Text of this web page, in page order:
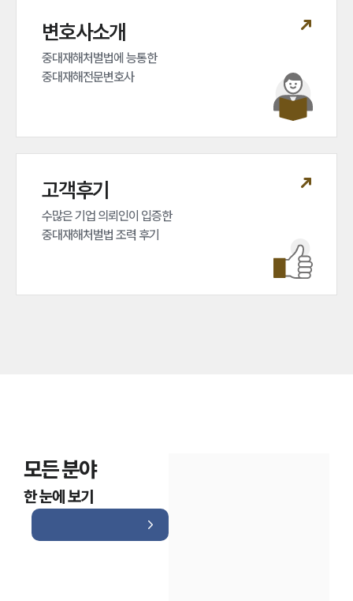
변호사소개
중대재해처벌법에 능통한
중대재해전문변호사
고객후기
수많은 기업 의뢰인이 입증한
중대재해처벌법 조력 후기
모든 분야
한 눈에 보기